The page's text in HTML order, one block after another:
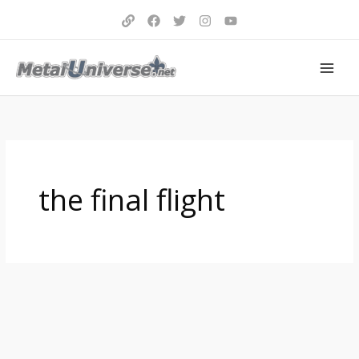
the final flight